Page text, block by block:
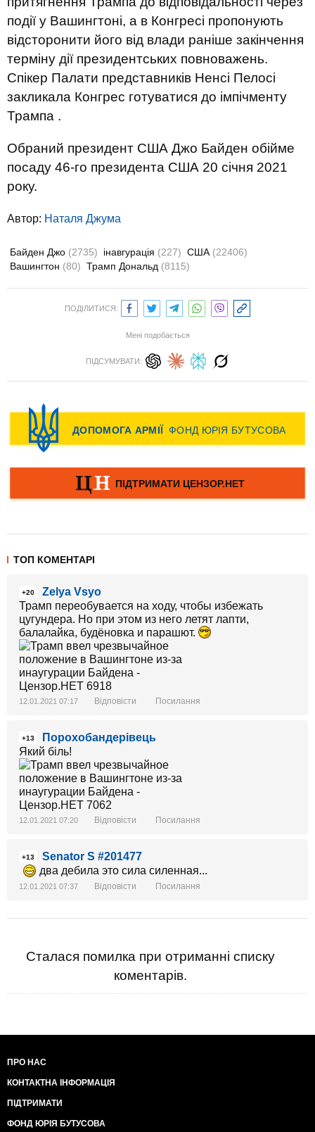
події у Вашингтоні, а в Конгресі пропонують
відсторонити його від влади раніше закінчення
терміну дії президентських повноважень.
Спікер Палати представників Ненсі Пелосі
закликала Конгрес готуватися до імпічменту
Трампа .
Обраний президент США Джо Байден обійме
посаду 46-го президента США 20 січня 2021
року.
Автор: Наталя Джума
Байден Джо (2735) інавгурація (227) США (22406)
Вашингтон (80) Трамп Дональд (8115)
ПОДІЛИТИСЯ:
Мені подобається
ПІДСУМУВАТИ:
ТОП КОМЕНТАРІ
+20
Zelya Vsyo
Трамп переобувается на ходу, чтобы избежать
цугундера. Но при этом из него летят лапти,
балалайка, будёновка и парашют.
12.01.2021 07:17 Відповісти Посилання
+13
Порохобандерівець
Який біль!
12.01.2021 07:20 Відповісти Посилання
+13
Senator S #201477
два дебила это сила силенная...
12.01.2021 07:37 Відповісти Посилання
Сталася помилка при отриманні списку
коментарів.
ПРО НАС
КОНТАКТНА ІНФОРМАЦІЯ
ПІДТРИМАТИ
ФОНД ЮРІЯ БУТУСОВА